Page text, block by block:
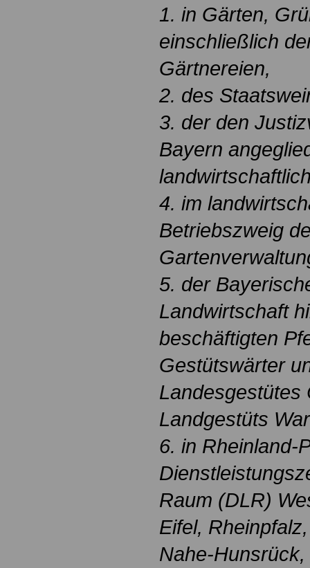
1. in Gärten,
einschließlich
Gärtnereien,
2. des
3. der den
Bayern
4. im
Betriebszweig
5. der
Landwirtschaft
beschäftigten
Gestütswärter
Landesgestütes
Landgestüts
6. in Rheinland-
Raum (DLR)
Eifel,
Nahe-